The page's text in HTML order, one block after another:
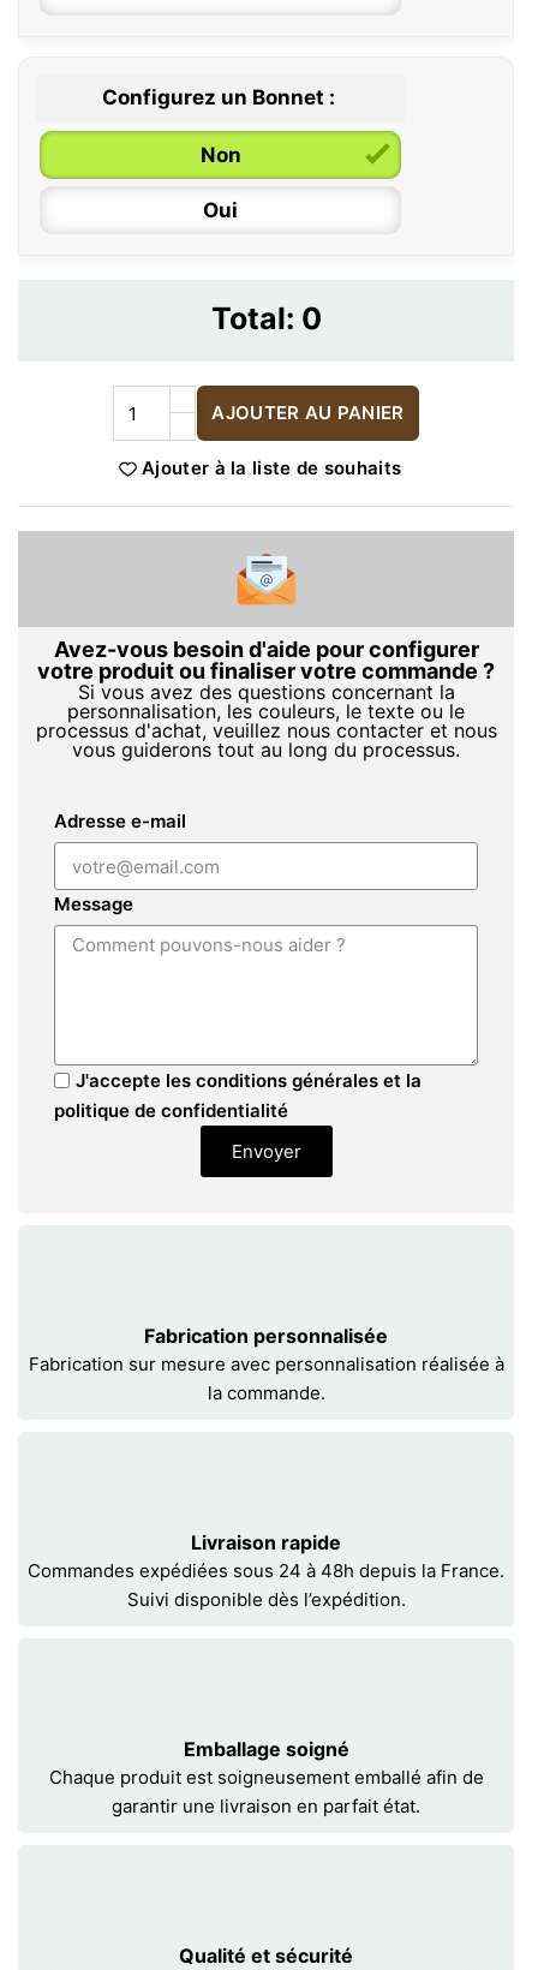
Configurez un Bonnet :
Non
Oui
Total: 0
AJOUTER AU PANIER
Ajouter à la liste de souhaits
Avez-vous besoin d'aide pour configurer
votre produit ou finaliser votre commande ?
Si vous avez des questions concernant la
personnalisation, les couleurs, le texte ou le
processus d'achat, veuillez nous contacter et nous
vous guiderons tout au long du processus.
Adresse e-mail
Message
J'accepte les conditions générales et la
politique de confidentialité
Envoyer
Fabrication personnalisée
Fabrication sur mesure avec personnalisation réalisée à
la commande.
Livraison rapide
Commandes expédiées sous 24 à 48h depuis la France.
Suivi disponible dès l’expédition.
Emballage soigné
Chaque produit est soigneusement emballé afin de
garantir une livraison en parfait état.
Qualité et sécurité